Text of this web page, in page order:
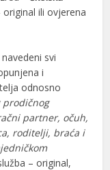
ili ovjerena
svi
i
odnosno
prodičnog
partner, očuh,
roditelji, braća i
– original,